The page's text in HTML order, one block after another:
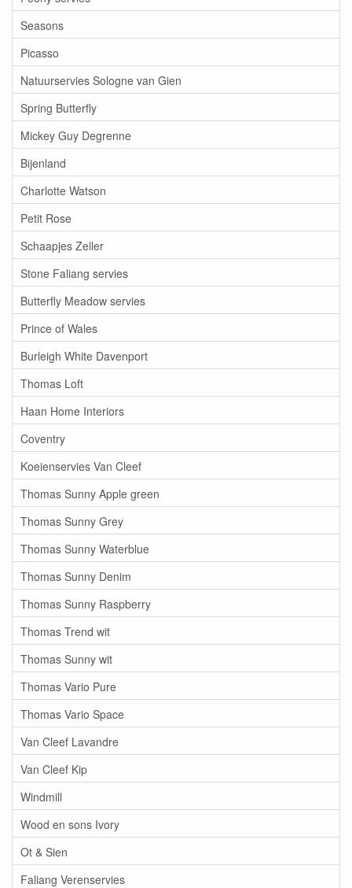
Seasons
Picasso
Natuurservies Sologne van Gien
Spring Butterfly
Mickey Guy Degrenne
Bijenland
Charlotte Watson
Petit Rose
Schaapjes Zeller
Stone Faliang servies
Butterfly Meadow servies
Prince of Wales
Burleigh White Davenport
Thomas Loft
Haan Home Interiors
Coventry
Koeienservies Van Cleef
Thomas Sunny Apple green
Thomas Sunny Grey
Thomas Sunny Waterblue
Thomas Sunny Denim
Thomas Sunny Raspberry
Thomas Trend wit
Thomas Sunny wit
Thomas Vario Pure
Thomas Vario Space
Van Cleef Lavandre
Van Cleef Kip
Windmill
Wood en sons Ivory
Ot & Sien
Faliang Verenservies